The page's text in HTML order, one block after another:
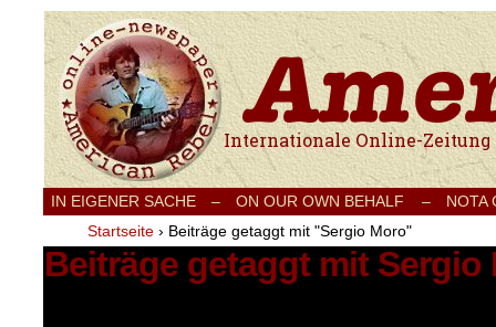
Internationale Onlinezeitung für Frieden,
IN EIGENER SACHE – ON OUR OWN BEHALF –
NOTA
Startseite › Beiträge getaggt mit "Sergio Moro"
Beiträge getaggt mit Sergio